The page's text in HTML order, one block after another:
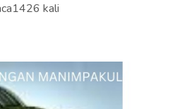
kali